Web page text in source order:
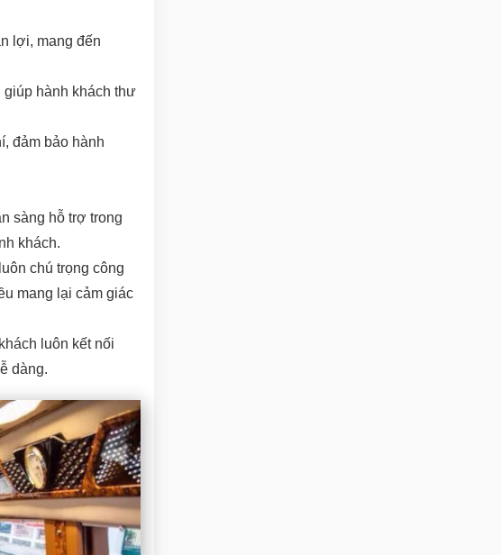
lợi, mang đến
giúp hành khách thư
đảm bảo hành
sàng hỗ trợ trong
khách.
chú trọng công
mang lại cảm giác
luôn kết nối
dàng.